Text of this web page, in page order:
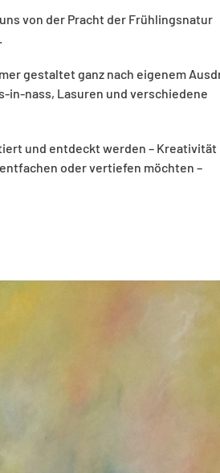
von der Pracht der Frühlingsnatur
gestaltet ganz nach eigenem
in-nass, Lasuren und verschiedene
und entdeckt werden – Kreativität
oder vertiefen möchten –